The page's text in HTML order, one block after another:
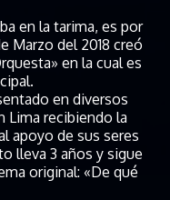
en la tarima, es por
Marzo del 2018 creó
en la cual es
en diversos
Lima recibiendo la
apoyo de sus seres
lleva 3 años y sigue
original: «De qué